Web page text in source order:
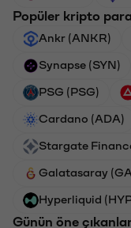
Popüler kripto
Ankr (ANKR)
Synapse (SYN)
PSG (PSG)
Cardano (ADA)
Stargate
Galatasaray
Hyperliquid
Günün öne